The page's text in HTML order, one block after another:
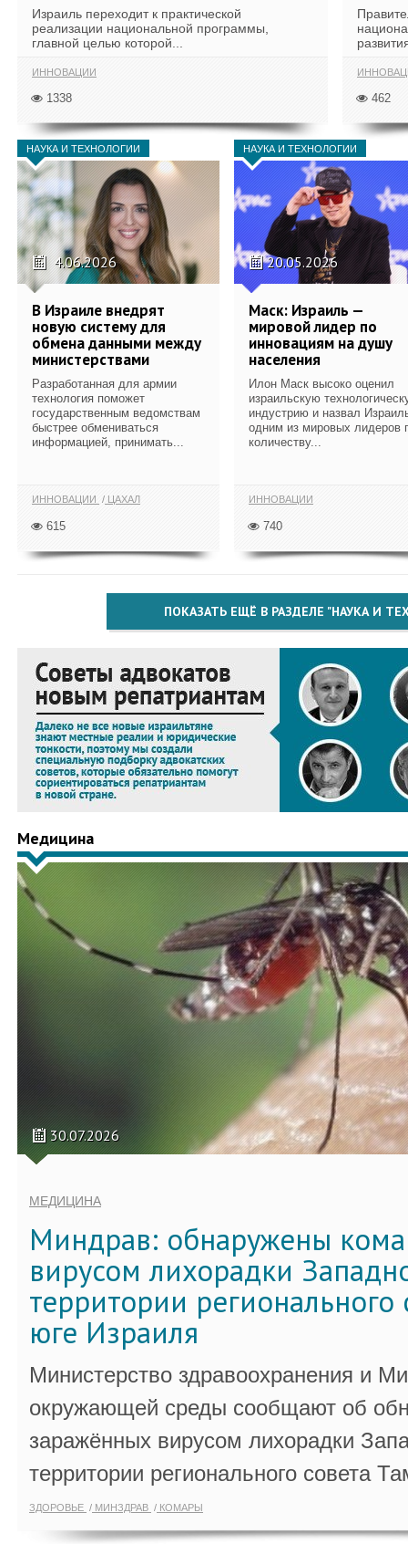
Израиль переходит к практической
реализации национальной программы,
главной целью которой...
ИННОВАЦИИ
1338 462
НАУКА И ТЕХНОЛОГИИ
4.06.2026
В Израиле внедрят
новую систему для
обмена данными между
министерствами
Разработанная для армии
технология поможет
государственным ведомствам
быстрее обмениваться
информацией, принимать...
ИННОВАЦИИ ЦАХАЛ
615
НАУКА И ТЕХНОЛОГИИ
20.05.2026
Маск: Израиль —
мировой лидер по
инновациям на душу
населения
Илон Маск высоко оценил
израильскую
индустрию и назвал
одним из мировых лидеров
количеству...
ИННОВАЦИИ
740
ПОКАЗАТЬ ЕЩЁ В РАЗДЕЛЕ "НАУКА И
Медицина
30.07.2026
МЕДИЦИНА
Миндрав: обнаружены
вирусом лихорадки
территории регионального
юге Израиля
Министерство здравоохранения и
окружающей среды сообщают об
заражённых вирусом лихорадки
территории регионального совета
ЗДОРОВЬЕ МИНЗДРАВ КОМАРЫ